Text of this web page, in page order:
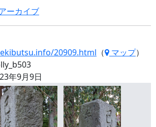
ーカイブ
20909.html （ マップ）
年9月9日